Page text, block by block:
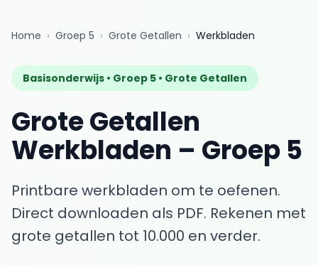
Home › Groep 5 › Grote Getallen › Werkbladen
Basisonderwijs • Groep 5 • Grote Getallen
Grote Getallen
Werkbladen – Groep 5
Printbare werkbladen om te oefenen.
Direct downloaden als PDF. Rekenen met
grote getallen tot 10.000 en verder.